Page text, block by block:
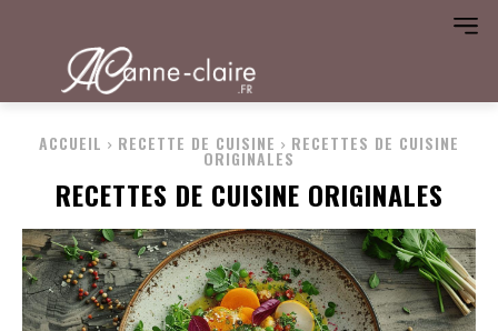
ACCUEIL RECETTE DE CUISINE RECETTES DE CUISINE
ORIGINALES
RECETTES DE CUISINE ORIGINALES